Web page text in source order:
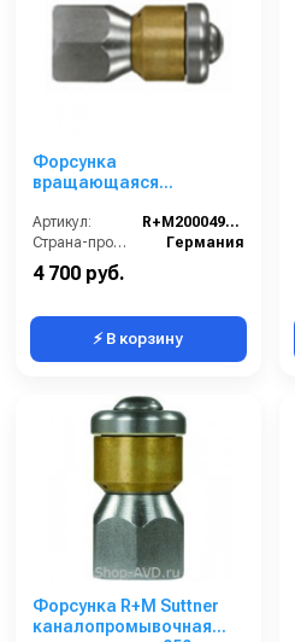
Форсунка
вращающаяся
(вход 1/8внут, 3
отверстия, размер 060)
Артикул:
R+M200049840
Страна-производитель:
Германия
4 700 руб.
⚡ В корзину
Форсунка R+M Suttner
каналопромывочная